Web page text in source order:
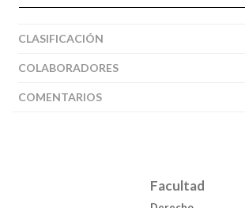
CLASIFICACIÓN
COLABORADORES
COMENTARIOS
Facultad